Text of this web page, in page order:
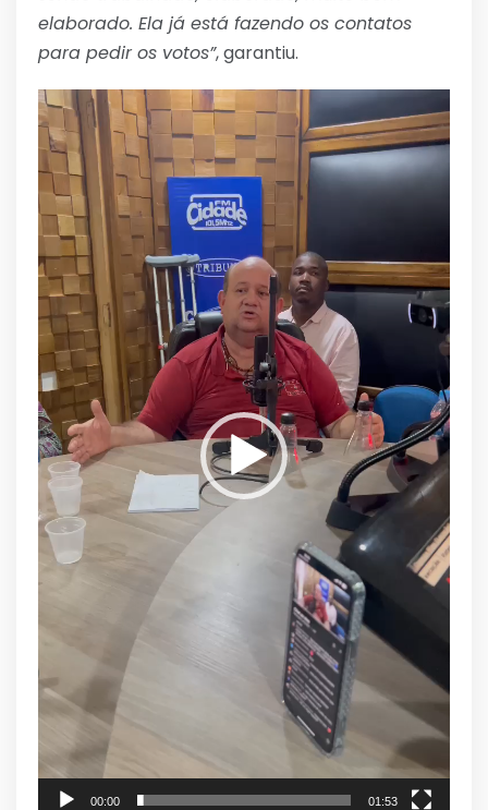
elaborado. Ela já está fazendo os contatos
para pedir os votos”, garantiu.
Tocador
de
vídeo
00:00 01:53